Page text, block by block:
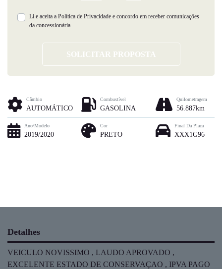
Li e aceita a Política de Privacidade e concordo em receber comunicações
da concessionária.
SOLICITAR PROPOSTA
Câmbio
AUTOMÁTICO
Combustível
GASOLINA
Quilometragem
56.887km
Ano/Modelo
2019/2020
Cor
PRETO
Final Da Placa
XXX1G96
Detalhes
VEICULO NOVISSIMO , LAUDO APROVADO ,
EXCELENTE ESTADO DE CONSERVAÇAO , IPVA PAGO